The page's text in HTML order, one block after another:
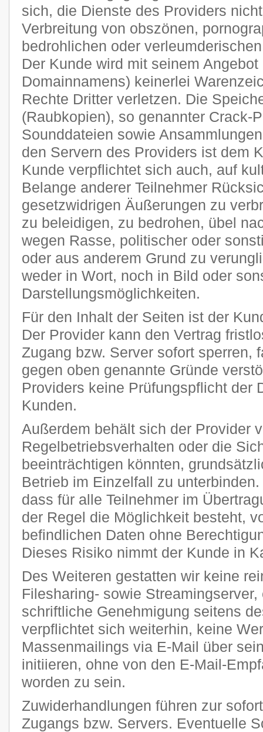
sich, die Dienste des Providers
Verbreitung von obszönen,
bedrohlichen oder
Der Kunde wird mit seinem
Domainnamens) keinerlei
Rechte Dritter verletzen. Die
(Raubkopien), so genannter Crack-
Sounddateien sowie
den Servern des Providers ist dem
Kunde verpflichtet sich auch, auf
Belange anderer Teilnehmer
gesetzwidrigen Äußerungen zu
zu beleidigen, zu bedrohen, übel
wegen Rasse, politischer oder
oder aus anderem Grund zu
weder in Wort, noch in Bild oder
Darstellungsmöglichkeiten.
Für den Inhalt der Seiten ist der
Der Provider kann den Vertrag
Zugang bzw. Server sofort sperren,
gegen oben genannte Gründe
Providers keine Prüfungspflicht der
Kunden.
Außerdem behält sich der Provider
Regelbetriebsverhalten oder die
beeinträchtigen könnten,
Betrieb im Einzelfall zu
dass für alle Teilnehmer im
der Regel die Möglichkeit besteht,
befindlichen Daten ohne
Dieses Risiko nimmt der Kunde in
Des Weiteren gestatten wir keine
Filesharing- sowie
schriftliche Genehmigung seitens
verpflichtet sich weiterhin, keine
Massenmailings via E-Mail über
initiieren, ohne von den E-Mail-
worden zu sein.
Zuwiderhandlungen führen zur
Zugangs bzw. Servers. Eventuelle